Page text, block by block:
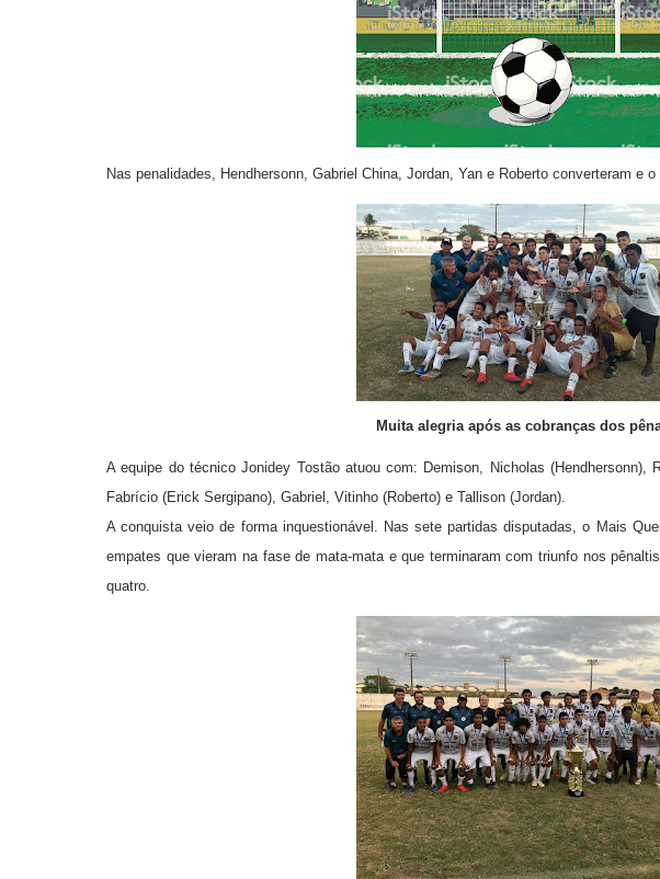
Nas penalidades, Hendhersonn, Gabriel China, Jordan, Yan e Roberto converteram e
Muita alegria após as cobranças dos
A equipe do técnico Jonidey Tostão atuou com: Demison, Nicholas
Fabrício (Erick Sergipano), Gabriel, Vitinho (Roberto) e Tallison (Jordan).
A conquista veio de forma inquestionável. Nas sete partidas disputadas, o Mais
empates que vieram na fase de mata-mata e que terminaram com triunfo nos
quatro.